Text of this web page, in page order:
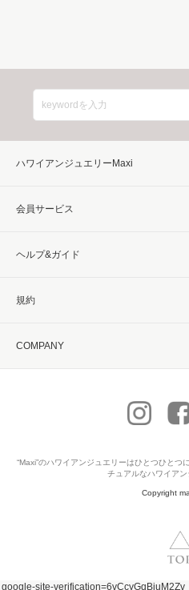
ハワイアンジュエリーMaxi
会員サービス
ヘルプ&ガイド
規約
COMPANY
“Maxi”のハワイアンジュエリーはひとつひとつ
チュアルなハワイアン
Copyright
google-site-